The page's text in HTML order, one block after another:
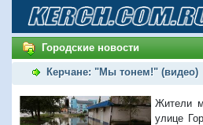
Городские новости
Керчане: "Мы тонем!" (видео)
Жители
улице